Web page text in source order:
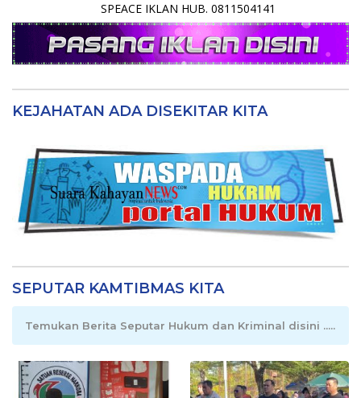
SPEACE IKLAN HUB. 0811504141
KEJAHATAN ADA DISEKITAR KITA
SEPUTAR KAMTIBMAS KITA
Temukan Berita Seputar Hukum dan Kriminal disini .....